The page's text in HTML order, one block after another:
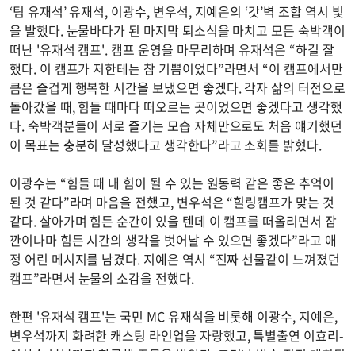
‘팀 유재석’ 유재석, 이광수, 변우석, 지예은의 ‘갓’벽 조합 역시 빛
을 발했다. 눈물바다가 된 마지막 퇴소식을 마치고 모든 숙박객이
떠난 '유재석 캠프'. 캠프 운영을 마무리하며 유재석은 “하길 잘
했다. 이 캠프가 저한테는 참 기쁨이었다”라면서 “이 캠프에서만
큼은 즐겁게 행복한 시간을 보냈으면 좋겠다. 각자 삶의 터전으로
돌아갔을 때, 힘들 때마다 떠오르는 곳이었으면 좋겠다고 생각했
다. 숙박객분들이 서로 즐기는 모습 자체만으로도 처음 얘기했던
이 목표는 충분히 달성했다고 생각한다”라고 소회를 밝혔다.
이광수는 “힘들 때 내 힘이 될 수 있는 원동력 같은 좋은 추억이
된 것 같다”라며 마음을 전했고, 변우석은 “힐링캠프가 맞는 것
같다. 살아가며 힘든 순간이 있을 텐데 이 캠프를 떠올리면서 잠
깐이나마 힘든 시간의 생각을 벗어날 수 있으면 좋겠다”라고 애
정 어린 메시지를 남겼다. 지예은 역시 “진짜 선물같이 느껴졌던
캠프”라면서 눈물의 소감을 전했다.
한편 '유재석 캠프'는 국민 MC 유재석을 비롯해 이광수, 지예은,
변우석까지 화려한 캐스팅 라인업을 자랑했고, 특별출연 이효리-